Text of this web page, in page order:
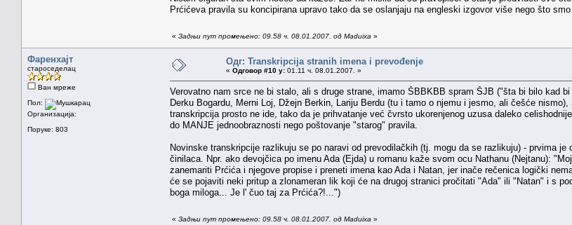
Prćićeva pravila su koncipirana upravo tako da se oslanjaju na engleski izgovor više nego što
« Задњи пут промењено: 09.58 ч. 08.01.2007. од Maduixa »
Фаренхајт
староседелац
Ван мреже
Пол:
Организација:
Поруке: 803
Одг: Transkripcija stranih imena i prevođenje
« Одговор #10 у: 01.11 ч. 08.01.2007. »
Verovatno nam srce ne bi stalo, ali s druge strane, imamo ŠBBKBB spram ŠJB ("šta bi bilo kad
Derku Bogardu, Merni Loj, Džejn Berkin, Lariju Berdu (tu i tamo o njemu i jesmo, ali češće
transkripcija prosto ne ide, tako da je prihvatanje već čvrsto ukorenjenog uzusa daleko
do MANJE jednoobraznosti nego poštovanje "starog" pravila.
Novinske transkripcije razlikuju se po naravi od prevodilačkih (tj. mogu da se razlikuju) - prvima
činilaca. Npr. ako devojčica po imenu Ada (Ejda) u romanu kaže svom ocu Nathanu (Nejtanu):
zanemariti Prćića i njegove propise i preneti imena kao Ada i Natan, jer inače rečenica logički
će se pojaviti neki pritup a zlonameran lik koji će na drugoj stranici pročitati "Ada" ili "Natan" i s
boga miloga... Je l' čuo taj za Prćića?!...")
« Задњи пут промењено: 09.58 ч. 08.01.2007. од Maduixa »